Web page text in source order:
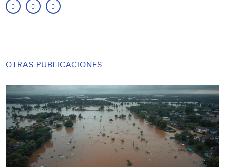
OTRAS PUBLICACIONES